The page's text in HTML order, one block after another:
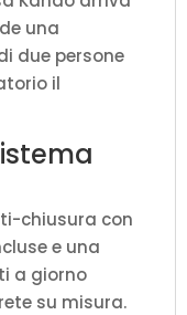
una
due persone
il
chiusura con
e una
a giorno
su misura.